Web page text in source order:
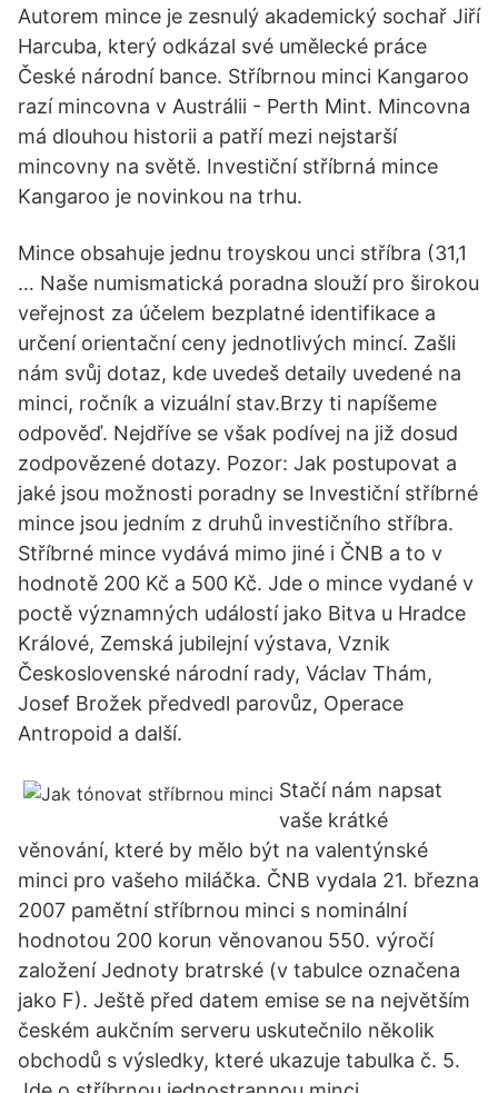
Autorem mince je zesnulý akademický sochař Jiří
Harcuba, který odkázal své umělecké práce
České národní bance. Stříbrnou minci Kangaroo
razí mincovna v Austrálii - Perth Mint. Mincovna
má dlouhou historii a patří mezi nejstarší
mincovny na světě. Investiční stříbrná mince
Kangaroo je novinkou na trhu.
Mince obsahuje jednu troyskou unci stříbra (31,1
… Naše numismatická poradna slouží pro širokou
veřejnost za účelem bezplatné identifikace a
určení orientační ceny jednotlivých mincí. Zašli
nám svůj dotaz, kde uvedeš detaily uvedené na
minci, ročník a vizuální stav.Brzy ti napíšeme
odpověď. Nejdříve se však podívej na již dosud
zodpovězené dotazy. Pozor: Jak postupovat a
jaké jsou možnosti poradny se Investiční stříbrné
mince jsou jedním z druhů investičního stříbra.
Stříbrné mince vydává mimo jiné i ČNB a to v
hodnotě 200 Kč a 500 Kč. Jde o mince vydané v
poctě významných událostí jako Bitva u Hradce
Králové, Zemská jubilejní výstava, Vznik
Československé národní rady, Václav Thám,
Josef Brožek předvedl parovůz, Operace
Antropoid a další.
Stačí nám napsat
vaše krátké
věnování, které by mělo být na valentýnské
minci pro vašeho miláčka. ČNB vydala 21. března
2007 pamětní stříbrnou minci s nominální
hodnotou 200 korun věnovanou 550. výročí
založení Jednoty bratrské (v tabulce označena
jako F). Ještě před datem emise se na největším
českém aukčním serveru uskutečnilo několik
obchodů s výsledky, které ukazuje tabulka č. 5.